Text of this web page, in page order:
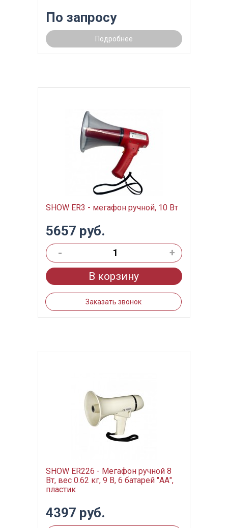
По запросу
Подробнее
SHOW ER3 - мегафон ручной, 10 Вт
5657 руб.
-
+
В корзину
Заказать звонок
SHOW ER226 - Мегафон ручной 8
Вт, вес 0.62 кг, 9 В, 6 батарей "АА",
пластик
4397 руб.